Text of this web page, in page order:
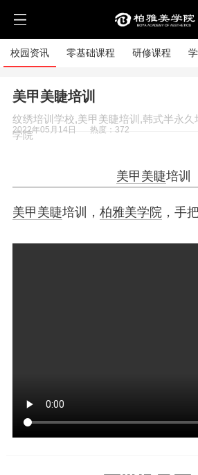
校园资讯 零基础课程 研修课程
美甲美睫培训
纹绣培训学校,美甲美睫培训,韩式半永久
学院
2022年05月14日 热度：372
美甲美睫培训
美甲美睫培训， 柏雅美学院，手